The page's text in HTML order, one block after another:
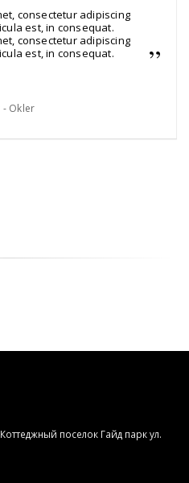
consectetur adipiscing
est, in consequat.
consectetur adipiscing
est, in consequat.
- Okler
поселок Гайд парк ул.